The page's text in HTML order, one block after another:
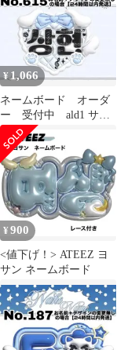
¥1,066
ネームボード オーダ
ー 受付中 ald1 サン
ヒョン ネムボ ミニ
サイズ 名札
¥ 900
<値下げ！> ATEEZ ヨ
サン ネームボード